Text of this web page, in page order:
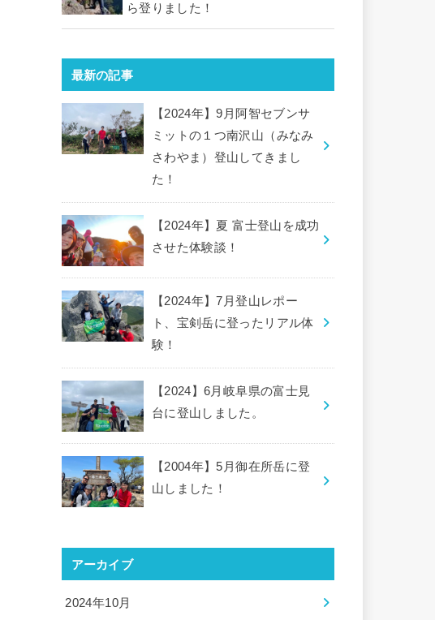
ら登りました！
最新の記事
【2024年】9月阿智セブンサ
ミットの１つ南沢山（みなみ
さわやま）登山してきまし
た！
【2024年】夏 富士登山を成功
させた体験談！
【2024年】7月登山レポー
ト、宝剣岳に登ったリアル体
験！
【2024】6月岐阜県の富士見
台に登山しました。
【2004年】5月御在所岳に登
山しました！
アーカイブ
2024年10月